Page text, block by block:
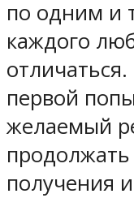
по одним и
каждого
первой
желаемый
получения